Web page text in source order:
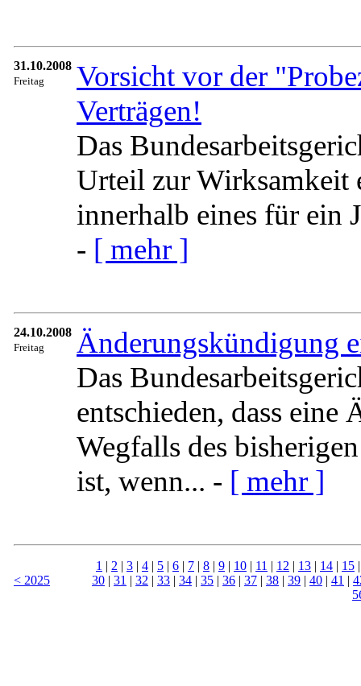
31.10.2008
Freitag
Vorsicht vor der
Verträgen!
Das
Urteil zur Wirksamkeit
innerhalb eines für ein
- [ mehr ]
24.10.2008
Freitag
Änderungskündigung
Das
entschieden, dass
Wegfalls des
ist, wenn... - [ mehr ]
< 2025
1 | 2 | 3 | 4 | 5 | 6 | 7 | 8 | 9 | 10 | 11 | 12 | 13 | 14 | 15
30 | 31 | 32 | 33 | 34 | 35 | 36 | 37 | 38 | 39 | 40 | 41 |